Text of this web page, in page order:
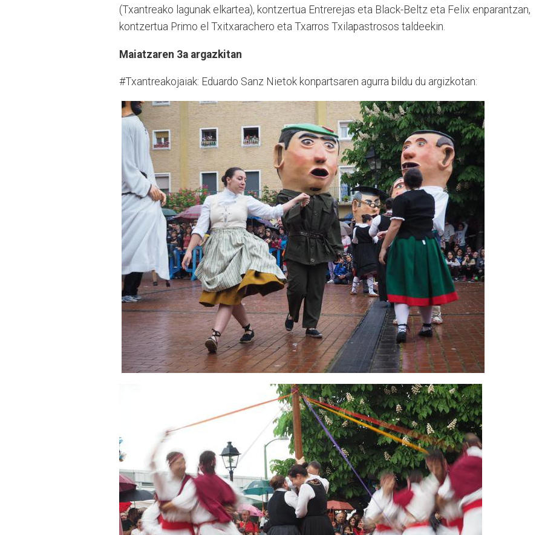
(Txantreako lagunak elkartea), kontzertua Entrerejas eta Black-Beltz eta Felix enparantzan,
kontzertua Primo el Txitxarachero eta Txarros Txilapastrosos taldeekin.
Maiatzaren 3a argazkitan
#Txantreakojaiak: Eduardo Sanz Nietok konpartsaren agurra bildu du argizkotan: